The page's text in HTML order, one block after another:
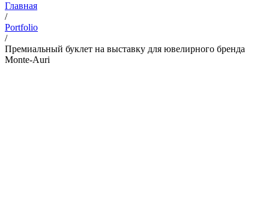
Главная
/
Portfolio
/
Премиальный буклет на выставку для ювелирного бренда
Monte-Auri